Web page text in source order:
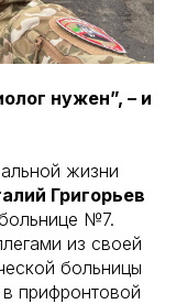
нужен”, – и
жизни
Григорьев
№7.
из своей
больницы
прифронтовой